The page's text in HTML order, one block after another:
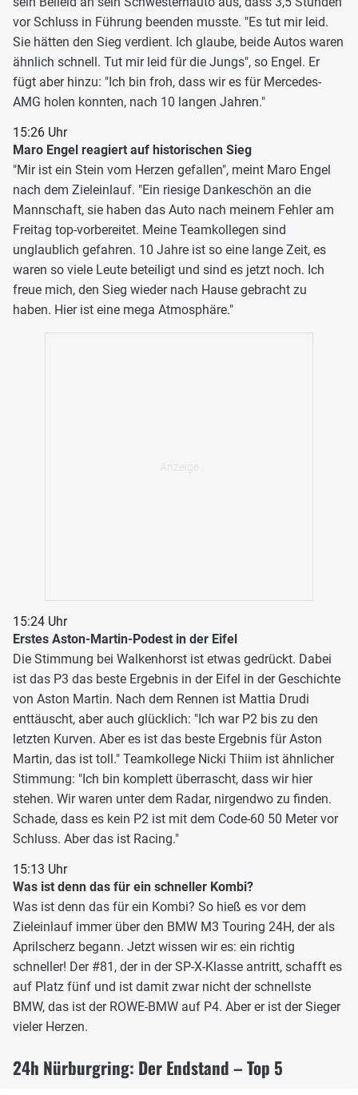
vor Schluss in Führung beenden musste. "Es tut mir leid.
Sie hätten den Sieg verdient. Ich glaube, beide Autos waren
ähnlich schnell. Tut mir leid für die Jungs", so Engel. Er
fügt aber hinzu: "Ich bin froh, dass wir es für Mercedes-
AMG holen konnten, nach 10 langen Jahren."
15:26 Uhr
Maro Engel reagiert auf historischen Sieg
"Mir ist ein Stein vom Herzen gefallen", meint Maro Engel
nach dem Zieleinlauf. "Ein riesige Dankeschön an die
Mannschaft, sie haben das Auto nach meinem Fehler am
Freitag top-vorbereitet. Meine Teamkollegen sind
unglaublich gefahren. 10 Jahre ist so eine lange Zeit, es
waren so viele Leute beteiligt und sind es jetzt noch. Ich
freue mich, den Sieg wieder nach Hause gebracht zu
haben. Hier ist eine mega Atmosphäre."
15:24 Uhr
Erstes Aston-Martin-Podest in der Eifel
Die Stimmung bei Walkenhorst ist etwas gedrückt. Dabei
ist das P3 das beste Ergebnis in der Eifel in der Geschichte
von Aston Martin. Nach dem Rennen ist Mattia Drudi
enttäuscht, aber auch glücklich: "Ich war P2 bis zu den
letzten Kurven. Aber es ist das beste Ergebnis für Aston
Martin, das ist toll." Teamkollege Nicki Thiim ist ähnlicher
Stimmung: "Ich bin komplett überrascht, dass wir hier
stehen. Wir waren unter dem Radar, nirgendwo zu finden.
Schade, dass es kein P2 ist mit dem Code-60 50 Meter vor
Schluss. Aber das ist Racing."
15:13 Uhr
Was ist denn das für ein schneller Kombi?
Was ist denn das für ein Kombi? So hieß es vor dem
Zieleinlauf immer über den BMW M3 Touring 24H, der als
Aprilscherz begann. Jetzt wissen wir es: ein richtig
schneller! Der #81, der in der SP-X-Klasse antritt, schafft es
auf Platz fünf und ist damit zwar nicht der schnellste
BMW, das ist der ROWE-BMW auf P4. Aber er ist der Sieger
vieler Herzen.
24h Nürburgring: Der Endstand – Top 5